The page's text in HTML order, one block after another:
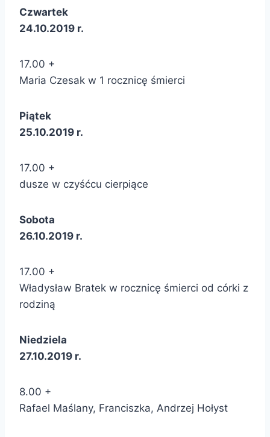
Czwartek
24.10.2019 r.
17.00 +
Maria Czesak w 1 rocznicę śmierci
Piątek
25.10.2019 r.
17.00 +
dusze w czyśćcu cierpiące
Sobota
26.10.2019 r.
17.00 +
Władysław Bratek w rocznicę śmierci od córki z
rodziną
Niedziela
27.10.2019 r.
8.00 +
Rafael Maślany, Franciszka, Andrzej Hołyst